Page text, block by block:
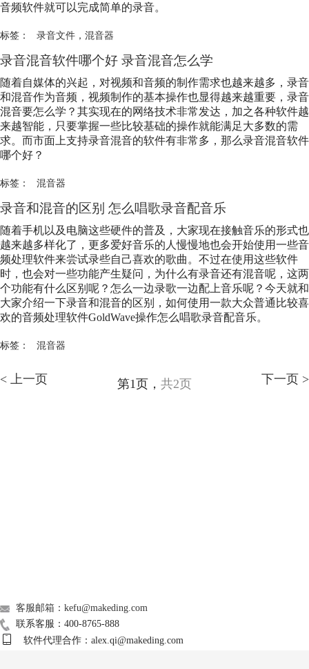
音频软件就可以完成简单的录音。
标签： 录音文件， 混音器
录音混音软件哪个好 录音混音怎么学
随着自媒体的兴起，对视频和音频的制作需求也越来越多，录音
和混音作为音频，视频制作的基本操作也显得越来越重要，录音
混音要怎么学？其实现在的网络技术非常发达，加之各种软件越
来越智能，只要掌握一些比较基础的操作就能满足大多数的需
求。而市面上支持录音混音的软件有非常多，那么录音混音软件
哪个好？
标签： 混音器
录音和混音的区别 怎么唱歌录音配音乐
随着手机以及电脑这些硬件的普及，大家现在接触音乐的形式也
越来越多样化了，更多爱好音乐的人慢慢地也会开始使用一些音
频处理软件来尝试录些自己喜欢的歌曲。不过在使用这些软件
时，也会对一些功能产生疑问，为什么有录音还有混音呢，这两
个功能有什么区别呢？怎么一边录歌一边配上音乐呢？今天就和
大家介绍一下录音和混音的区别，如何使用一款大众普通比较喜
欢的音频处理软件GoldWave操作怎么唱歌录音配音乐。
标签： 混音器
< 上一页 第1页， 共2页 下一页 >
客服邮箱：kefu@makeding.com
联系客服：400-8765-888
软件代理合作：alex.qi@makeding.com